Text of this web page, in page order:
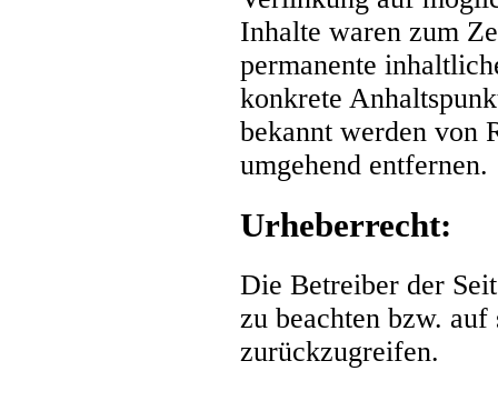
Inhalte waren zum
permanente
konkrete
bekannt werden von
umgehend entfernen.
Urheberrecht:
Die Betreiber der
zu beachten bzw.
zurückzugreifen.